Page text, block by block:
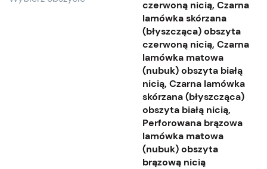
czerwoną nicią, Czarna
lamówka skórzana
(błyszcząca) obszyta
czerwoną nicią, Czarna
lamówka matowa
(nubuk) obszyta białą
nicią, Czarna lamówka
skórzana (błyszcząca)
obszyta białą nicią,
Perforowana brązowa
lamówka matowa
(nubuk) obszyta
brązową nicią